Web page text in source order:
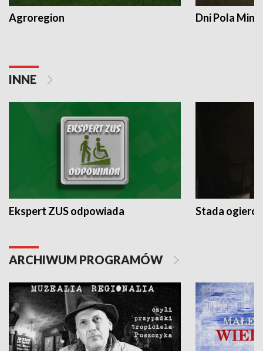
Agroregion Dni Pola
INNE
Ekspert ZUS odpowiada Stada
ARCHIWUM PROGRAMÓW